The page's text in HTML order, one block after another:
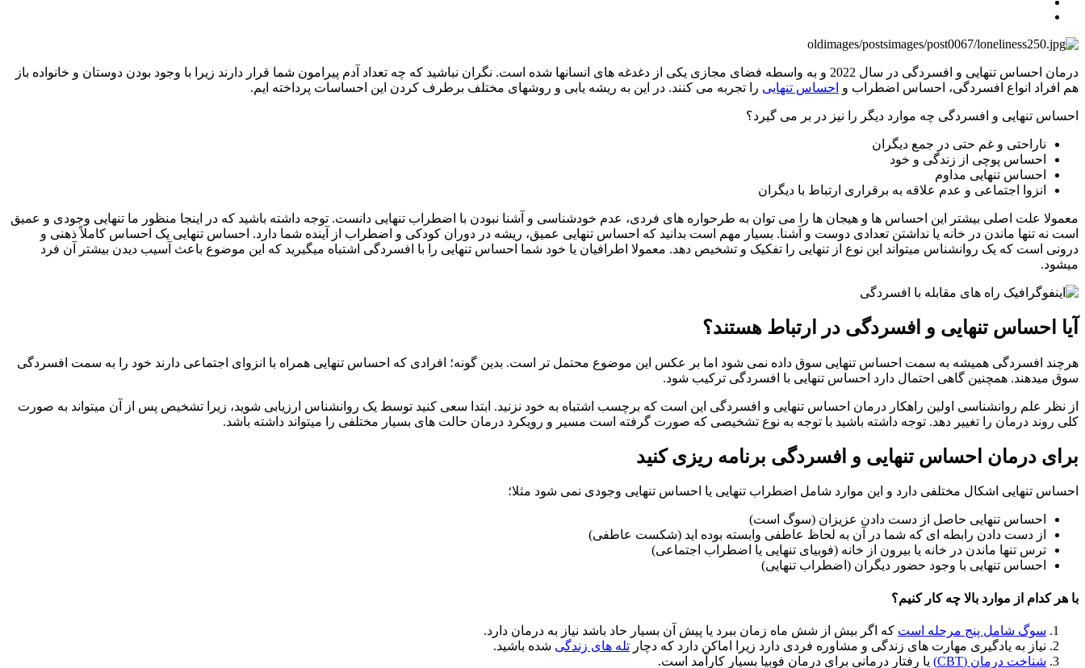
درمان احساس تنهایی و افسردگی در سال 2022 و به واسطه فضای مجازی یکی از دغدغه های انسانها شده است. نگران نباشید که چه تعداد آدم پیرامون شما قرار دارند زیرا با وجود بودن دوستان و خانواده باز
هم افراد انواع افسردگی، احساس اضطراب و احساس تنهایی را تجربه می کنند. در این به ریشه یابی و روشهای مختلف برطرف کردن این احساسات پرداخته ایم.
احساس تنهایی و افسردگی چه موارد دیگر را نیز در بر می گیرد؟
ناراحتی و غم حتی در جمع دیگران
احساس پوچی از زندگی و خود
احساس تنهایی مداوم
انزوا اجتماعی و عدم علاقه به برقراری ارتباط با دیگران
معمولا علت اصلی بیشتر این احساس ها و هیجان ها را می توان به طرحواره های فردی، عدم خودشناسی و آشنا نبودن با اضطراب تنهایی دانست. توجه داشته باشید که در اینجا منظور ما تنهایی وجودی و عمیق
است نه تنها ماندن در خانه یا نداشتن تعدادی دوست و آشنا. بسیار مهم است بدانید که احساس تنهایی عمیق، ریشه در دوران کودکی و اضطراب از آینده شما دارد. احساس تنهایی یک احساس کاملاً ذهنی و
درونی است که یک روانشناس میتواند این نوع از تنهایی را تفکیک و تشخیص دهد. معمولا اطرافیان یا خود شما احساس تنهایی را با افسردگی اشتباه میگیرید که این موضوع باعث آسیب دیدن بیشتر آن فرد
میشود.
آیا احساس تنهایی و افسردگی در ارتباط هستند؟
هرچند افسردگی همیشه به سمت احساس تنهایی سوق داده نمی شود اما بر عکس این موضوع محتمل تر است. بدین گونه؛ افرادی که احساس تنهایی همراه با انزوای اجتماعی دارند خود را به سمت افسردگی
سوق میدهند. همچنین گاهی احتمال دارد احساس تنهایی با افسردگی ترکیب شود.
از نظر علم روانشناسی اولین راهکار درمان احساس تنهایی و افسردگی این است که برچسب اشتباه به خود نزنید. ابتدا سعی کنید توسط یک روانشناس ارزیابی شوید، زیرا تشخیص پس از آن میتواند به صورت
کلی روند درمان را تغییر دهد. توجه داشته باشید با توجه به نوع تشخیصی که صورت گرفته است مسیر و رویکرد درمان حالت های بسیار مختلفی را میتواند داشته باشد.
برای درمان احساس تنهایی و افسردگی برنامه ریزی کنید
احساس تنهایی اشکال مختلفی دارد و این موارد شامل اضطراب تنهایی یا احساس تنهایی وجودی نمی شود مثلا؛
احساس تنهایی حاصل از دست دادن عزیزان (سوگ است)
از دست دادن رابطه ای که شما در آن به لحاظ عاطفی وابسته بوده اید (شکست عاطفی)
ترس تنها ماندن در خانه یا بیرون از خانه (فوبیای تنهایی یا اضطراب اجتماعی)
احساس تنهایی با وجود حضور دیگران (اضطراب تنهایی)
با هر کدام از موارد بالا چه کار کنیم؟
سوگ شامل پنج مرحله است که اگر بیش از شش ماه زمان ببرد یا پیش آن بسیار حاد باشد نیاز به درمان دارد.
نیاز به یادگیری مهارت های زندگی و مشاوره فردی دارد زیرا اماکن دارد که دچار تله های زندگی شده باشید.
شناخت درمان (CBT)
یا رفتار درمانی برای درمان فوبیا بسیار کارآمد است.